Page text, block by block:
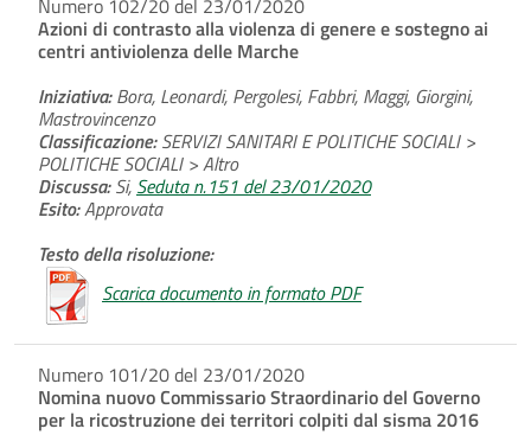
Azioni di contrasto alla violenza di genere e sostegno ai
centri antiviolenza delle Marche
Iniziativa:Bora, Leonardi, Pergolesi, Fabbri, Maggi, Giorgini,
Mastrovincenzo
Classificazione:SERVIZI SANITARI E POLITICHE SOCIALI >
POLITICHE SOCIALI > Altro
Discussa:Si, Seduta n.151 del 23/01/2020
Esito:Approvata
Testo della risoluzione:
Scarica documento in formato PDF
Numero 101/20 del 23/01/2020
Nomina nuovo Commissario Straordinario del Governo
per la ricostruzione dei territori colpiti dal sisma 2016